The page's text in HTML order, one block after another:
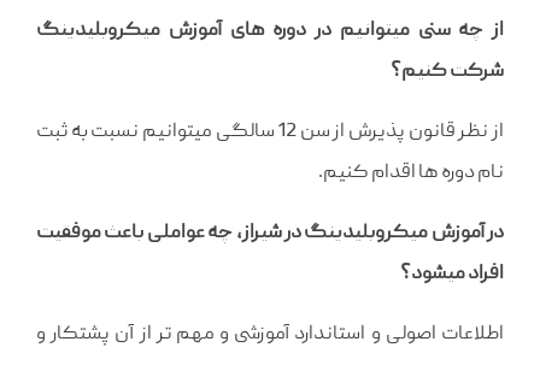
از چه سنی میتوانیم در دوره های آموزش میکروبلیدینگ
شرکت کنیم؟
از نظر قانون پذیرش از سن 12 سالگی میتوانیم نسبت به ثبت
نام دوره ها اقدام کنیم.
در آموزش میکروبلیدینگ در شیراز، چه عواملی باعث موفقیت
افراد میشود؟
اطلاعات اصولی و استاندارد آموزشی و مهم تر از آن پشتکار و